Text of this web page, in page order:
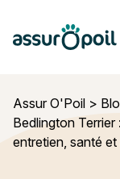
Assur O'Poil
Assur O'Poil >
Bedlington
entretien, santé